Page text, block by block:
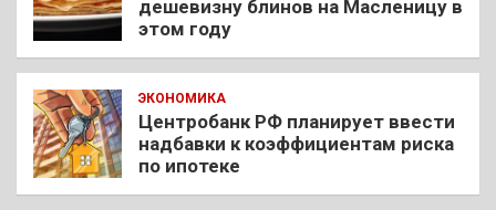
дешевизну блинов на Масленицу в
этом году
ЭКОНОМИКА
Центробанк РФ планирует ввести
надбавки к коэффициентам риска
по ипотеке